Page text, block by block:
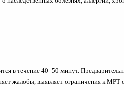
в течение 40–50 минут.
жалобы, выявляет ограничения к